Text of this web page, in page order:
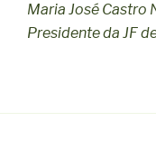
Maria José Castro
Presidente da JF